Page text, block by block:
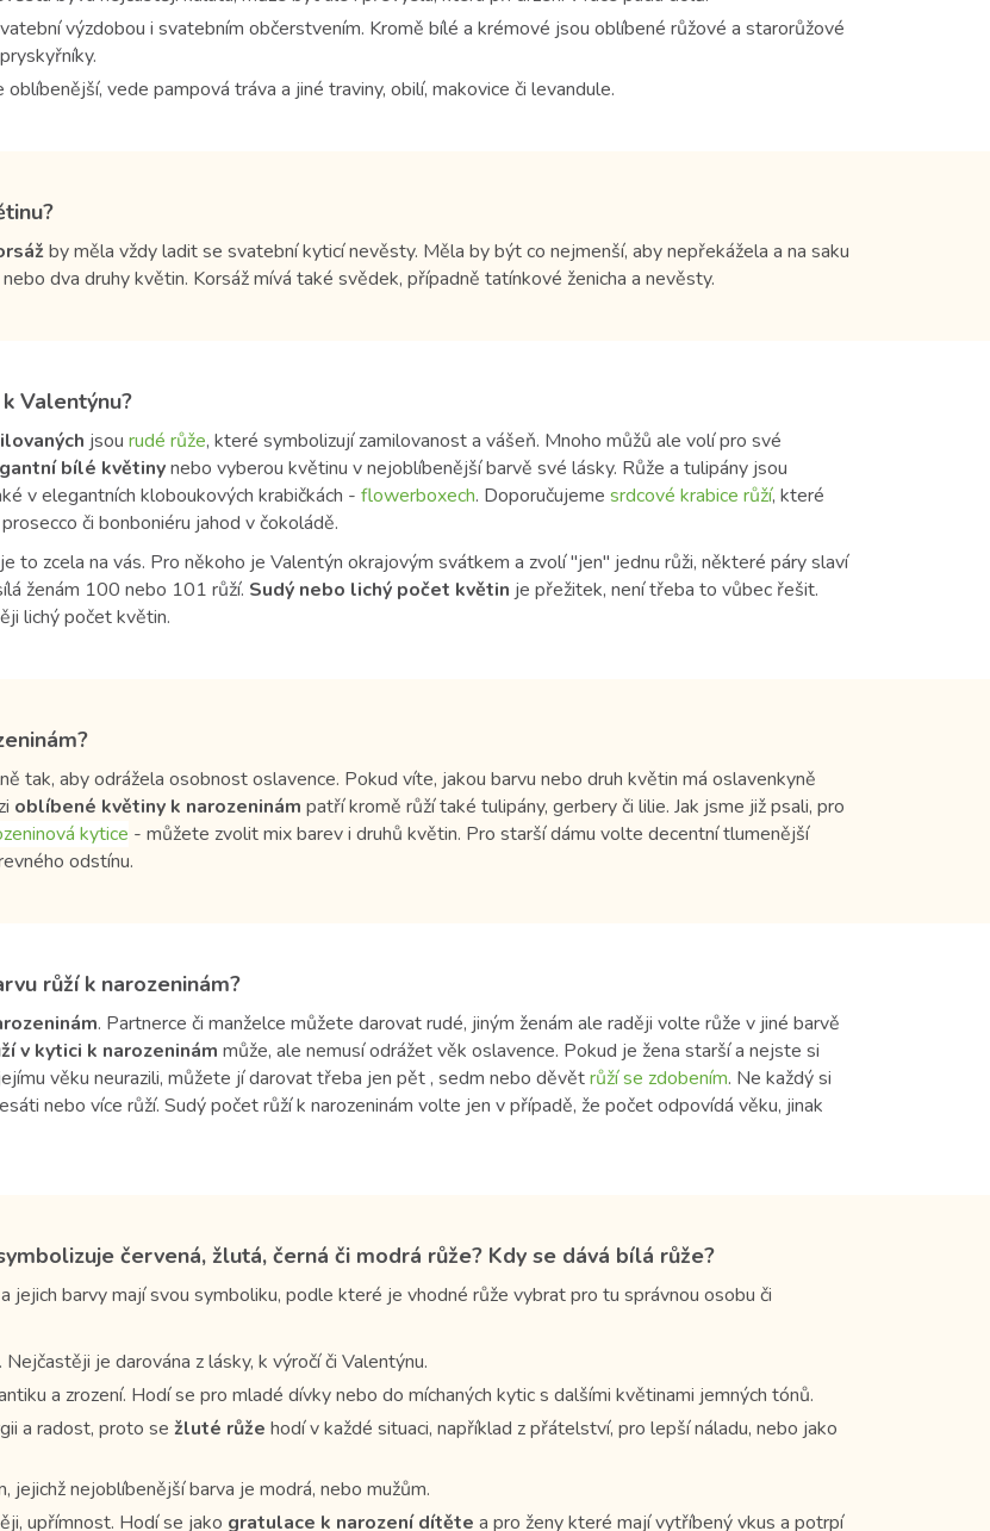
výzdobou i svatebním občerstvením. Kromě bílé a krémové jsou oblíbené růžové a starorůžové
oblíbenější, vede pampová tráva a jiné traviny, obilí, makovice či levandule.
by měla vždy ladit se svatební kyticí nevěsty. Měla by být co nejmenší, aby nepřekážela a na saku
dva druhy květin. Korsáž mívá také svědek, případně tatínkové ženicha a nevěsty.
Valentýnu?
jsou rudé růže, které symbolizují zamilovanost a vášeň. Mnoho můžů ale volí pro své
bílé květinynebo vyberou květinu v nejoblíbenější barvě své lásky. Růže a tulipány jsou
v elegantních kloboukových krabičkách - flowerboxech. Doporučujeme srdcové krabice růží, které
či bonboniéru jahod v čokoládě.
to zcela na vás. Pro někoho je Valentýn okrajovým svátkem a zvolí "jen" jednu růži, některé páry slaví
ženám 100 nebo 101 růží. Sudý nebo lichý počet květin je přežitek, není třeba to vůbec řešit.
lichý počet květin.
tak, aby odrážela osobnost oslavence. Pokud víte, jakou barvu nebo druh květin má oslavenkyně
oblíbené květiny k narozeninám patří kromě růží také tulipány, gerbery či lilie. Jak jsme již psali, pro
kytice - můžete zvolit mix barev i druhů květin. Pro starší dámu volte decentní tlumenější
odstínu.
růží k narozeninám?
. Partnerce či manželce můžete darovat rudé, jiným ženám ale raději volte růže v jiné barvě
v kytici k narozeninám může, ale nemusí odrážet věk oslavence. Pokud je žena starší a nejste si
věku neurazili, můžete jí darovat třeba jen pět , sedm nebo děvětrůží se zdobením. Ne každý si
nebo více růží. Sudý počet růží k narozeninám volte jen v případě, že počet odpovídá věku, jinak
červená, žlutá, černá či modrá růže? Kdy se dává bílá růže?
jejich barvy mají svou symboliku, podle které je vhodné růže vybrat pro tu správnou osobu či
je darována z lásky, k výročí či Valentýnu.
a zrození. Hodí se pro mladé dívky nebo do míchaných kytic s dalšími květinami jemných tónů.
a radost, proto se žluté růže hodí v každé situaci, například z přátelství, pro lepší náladu, nebo jako
jejichž nejoblíbenější barva je modrá, nebo mužům.
upřímnost. Hodí se jako gratulace k narození dítěte a pro ženy které mají vytříbený vkus a potrpí